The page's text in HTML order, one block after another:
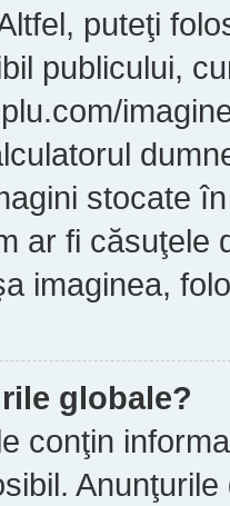
puteţi
publicului,
stocate
ar fi căsuţele
imaginea,
globale?
conţin